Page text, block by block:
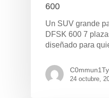
600
Un SUV grande
DFSK 600 7
diseñado para
C0mmun1Ty
24 octubre,